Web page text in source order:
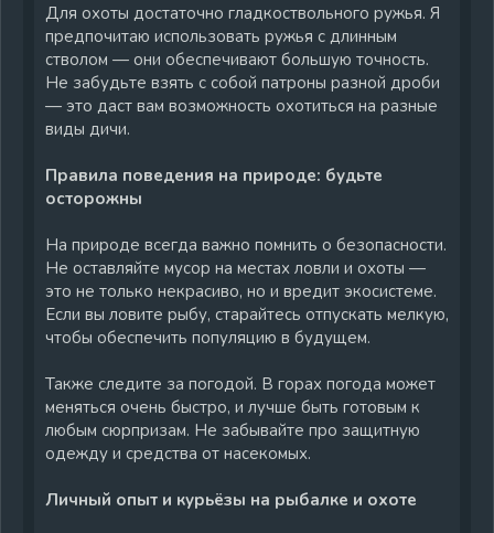
Для охоты достаточно гладкоствольного ружья. Я
предпочитаю использовать ружья с длинным
стволом — они обеспечивают большую точность.
Не забудьте взять с собой патроны разной дроби
— это даст вам возможность охотиться на разные
виды дичи.
Правила поведения на природе: будьте
осторожны
На природе всегда важно помнить о безопасности.
Не оставляйте мусор на местах ловли и охоты —
это не только некрасиво, но и вредит экосистеме.
Если вы ловите рыбу, старайтесь отпускать мелкую,
чтобы обеспечить популяцию в будущем.
Также следите за погодой. В горах погода может
меняться очень быстро, и лучше быть готовым к
любым сюрпризам. Не забывайте про защитную
одежду и средства от насекомых.
Личный опыт и курьёзы на рыбалке и охоте